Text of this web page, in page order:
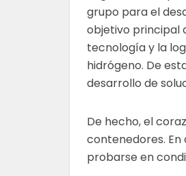
grupo para el
objetivo principal
tecnología y la
hidrógeno. De
desarrollo de
De hecho, el
contenedores.
probarse en